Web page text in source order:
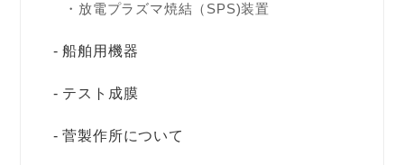
放電プラズマ焼結（SPS)装置
船舶用機器
テスト成膜
菅製作所について